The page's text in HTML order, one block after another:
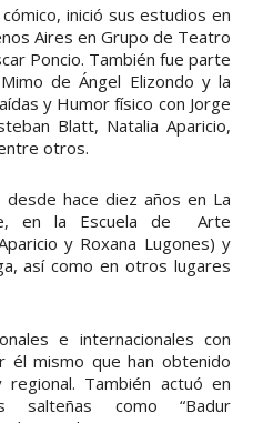
inició sus estudios en
Aires en Grupo de Teatro
Poncio. También fue parte
de Ángel Elizondo y la
y Humor físico con Jorge
Blatt, Natalia Aparicio,
otros.
hace diez años en La
en la Escuela de Arte
y Roxana Lugones) y
así como en otros lugares
e internacionales con
él mismo que han obtenido
También actuó en
salteñas como “Badur